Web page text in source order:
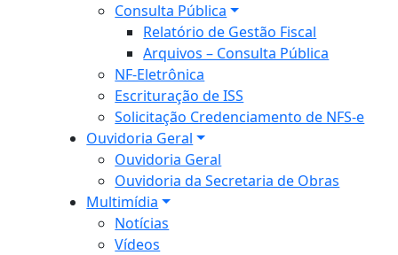
Consulta Pública
Relatório de Gestão Fiscal
Arquivos – Consulta Pública
NF-Eletrônica
Escrituração de ISS
Solicitação Credenciamento de NFS-e
Ouvidoria Geral
Ouvidoria Geral
Ouvidoria da Secretaria de Obras
Multimídia
Notícias
Vídeos